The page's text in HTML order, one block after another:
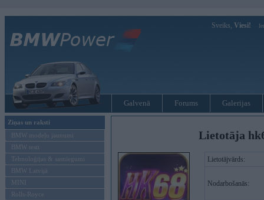
Sveiks, Viesi!
Galvenā Forums Galerijas
Ziņas un raksti
BMW modeļu jaunumi
BMW testi
Tehnoloģijas & sasniegumi
BMW Latvijā
MINI
Rolls-Royce
Lietotāja
Lietotājvārds:
Nodarbošanās: